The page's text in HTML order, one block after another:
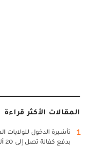
المقالات الأكثر قراءة
1
بدفع كفالة تصل إلى 20 ألف دولار